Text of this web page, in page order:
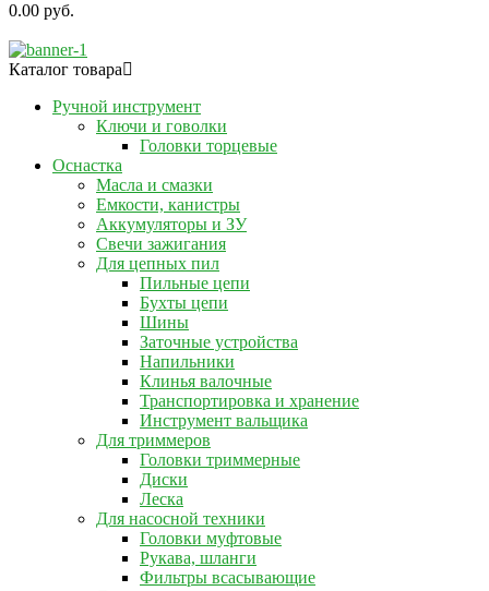
0.00 руб.
Каталог товара
Ручной инструмент
Ключи и говолки
Головки торцевые
Оснастка
Масла и смазки
Емкости, канистры
Аккумуляторы и ЗУ
Свечи зажигания
Для цепных пил
Пильные цепи
Бухты цепи
Шины
Заточные устройства
Напильники
Клинья валочные
Транспортировка и хранение
Инструмент вальщика
Для триммеров
Головки триммерные
Диски
Леска
Для насосной техники
Головки муфтовые
Рукава, шланги
Фильтры всасывающие